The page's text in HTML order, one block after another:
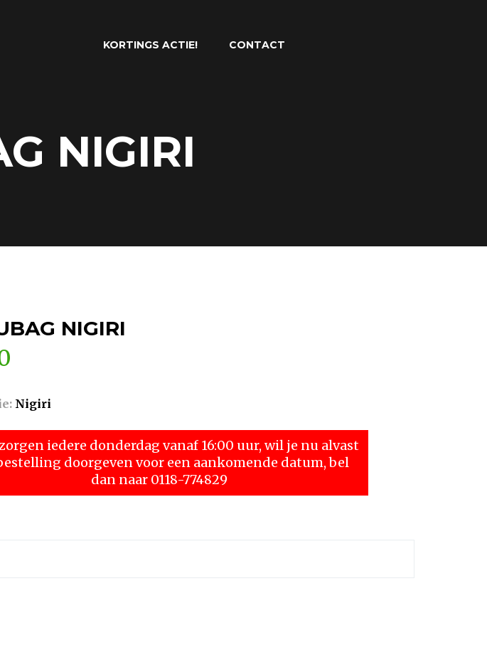
KORTINGS ACTIE! CONTACT
NIGIRI
NIGIRI
Nigiri
iedere donderdag vanaf 16:00 uur, wil je nu alvast
doorgeven voor een aankomende datum, bel
dan naar 0118-774829